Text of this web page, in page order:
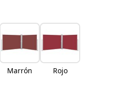
Marrón Rojo